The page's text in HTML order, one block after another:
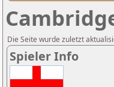
Die Seite wurde zuletzt
Spieler Info